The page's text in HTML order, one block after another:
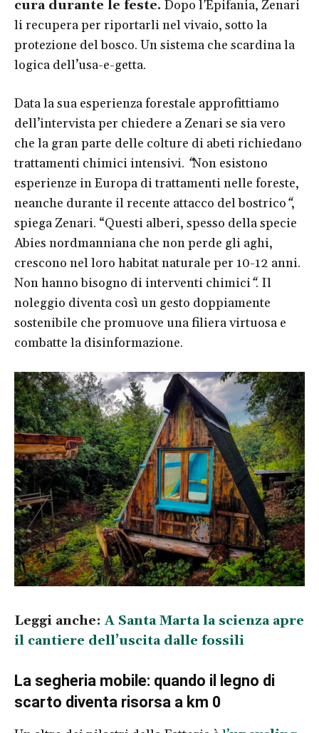
cura durante le feste. Dopo l’Epifania, Zenari
li recupera per riportarli nel vivaio, sotto la
protezione del bosco. Un sistema che scardina la
logica dell’usa-e-getta.
Data la sua esperienza forestale approfittiamo
dell’intervista per chiedere a Zenari se sia vero
che la gran parte delle colture di abeti richiedano
trattamenti chimici intensivi. “Non esistono
esperienze in Europa di trattamenti nelle foreste,
neanche durante il recente attacco del bostrico“,
spiega Zenari. “Questi alberi, spesso della specie
Abies nordmanniana che non perde gli aghi,
crescono nel loro habitat naturale per 10-12 anni.
Non hanno bisogno di interventi chimici“. Il
noleggio diventa così un gesto doppiamente
sostenibile che promuove una filiera virtuosa e
combatte la disinformazione.
Leggi anche: A Santa Marta la scienza apre
il cantiere dell’uscita dalle fossili
La segheria mobile: quando il legno di
scarto diventa risorsa a km 0